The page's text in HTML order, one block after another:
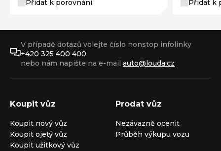
Přidat k porovnání Přidat k
V případě dotazů volejte číslo nonstop infolinky
+420 325 400 400
nebo nám napište na e-mail auto@louda.cz
Koupit vůz
Koupit nový vůz
Koupit ojetý vůz
Koupit užitkový vůz
Prodat vůz
Nezávazně ocenit
Průběh výkupu vozu